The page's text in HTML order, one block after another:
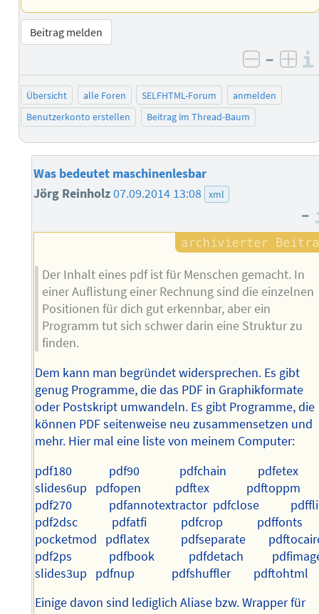
Beitrag melden
negativ
–
Übersicht alle Foren SELFHTML-Forum
anmelden
Benutzerkonto erstellen
Beitrag im Thread-Baum
Was bedeutet maschinenlesbar
Jörg Reinholz07.09.2014 13:08 xml
–
Der Inhalt eines pdf ist für Menschen gemacht. In
einer Auflistung einer Rechnung sind die einzelnen
Positionen für dich gut erkennbar, aber ein
Programm tut sich schwer darin eine Struktur zu
finden.
Dem kann man begründet widersprechen. Es gibt
genug Programme, die das PDF in Graphikformate
oder Postskript umwandeln. Es gibt Programme, die
können PDF seitenweise neu zusammensetzen und
mehr. Hier mal eine liste von meinem Computer:
pdf180 pdf90 pdfchain pdfetex
slides6up pdfopen pdftex pdftoppm
pdf270 pdfannotextractor
pdf2dsc pdfatfi pdfcrop pdffonts
pocketmod pdflatex pdfseparate
pdf2ps pdfbook pdfdetach
slides3up pdfnup pdfshuffler
Einige davon sind lediglich Aliase bzw. Wrapper für